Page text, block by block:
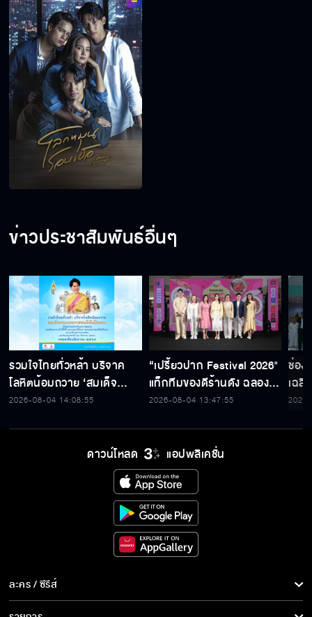
ข่าวประชาสัมพันธ์อื่นๆ
รวมใจไทยทั่วหล้า บริจาค
โลหิตน้อมถวาย ‘สมเด็จ
พระบรมราชชนนีพันปีหลวง’
ระลึก 80 พรรษาฯ อันทรง
2026-08-04 14:08:55
“เปรี้ยวปาก Festival 2026"
แท็กทีมของดีร้านดัง ฉลอง
ก้าวสู่ปีที่ 23
2026-08-04 13:47:55
ช่อง
เฉลิ
สมเ
พระ
ดาวน์โหลด แอปพลิเคชั่น
ละคร / ซีรีส์
ละคร/ซีรีส์